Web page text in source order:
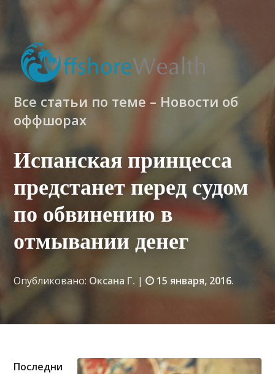
Все статьи по теме – Новости об
оффшорах
Испанская принцесса
предстанет перед судом
по обвинению в
отмывании денег
Опубликовано: Оксана Г. | 15 января, 2016.
Последни